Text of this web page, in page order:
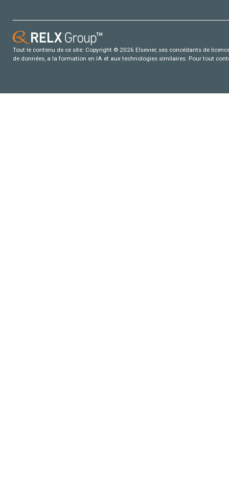
Tout le contenu de ce site: Copyright © 2026 Elsevier, ses concédants de
de données, a la formation en IA et aux technologies similaires. Pour tout